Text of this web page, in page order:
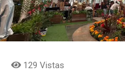
La producción total de
variantes de tapa: 2.000
verdes. Luis Fernando
Fábrica de Licores de
esta apuesta para la
129 Vistas